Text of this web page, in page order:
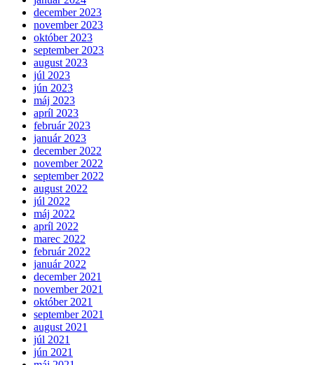
december 2023
november 2023
október 2023
september 2023
august 2023
júl 2023
jún 2023
máj 2023
apríl 2023
február 2023
január 2023
december 2022
november 2022
september 2022
august 2022
júl 2022
máj 2022
apríl 2022
marec 2022
február 2022
január 2022
december 2021
november 2021
október 2021
september 2021
august 2021
júl 2021
jún 2021